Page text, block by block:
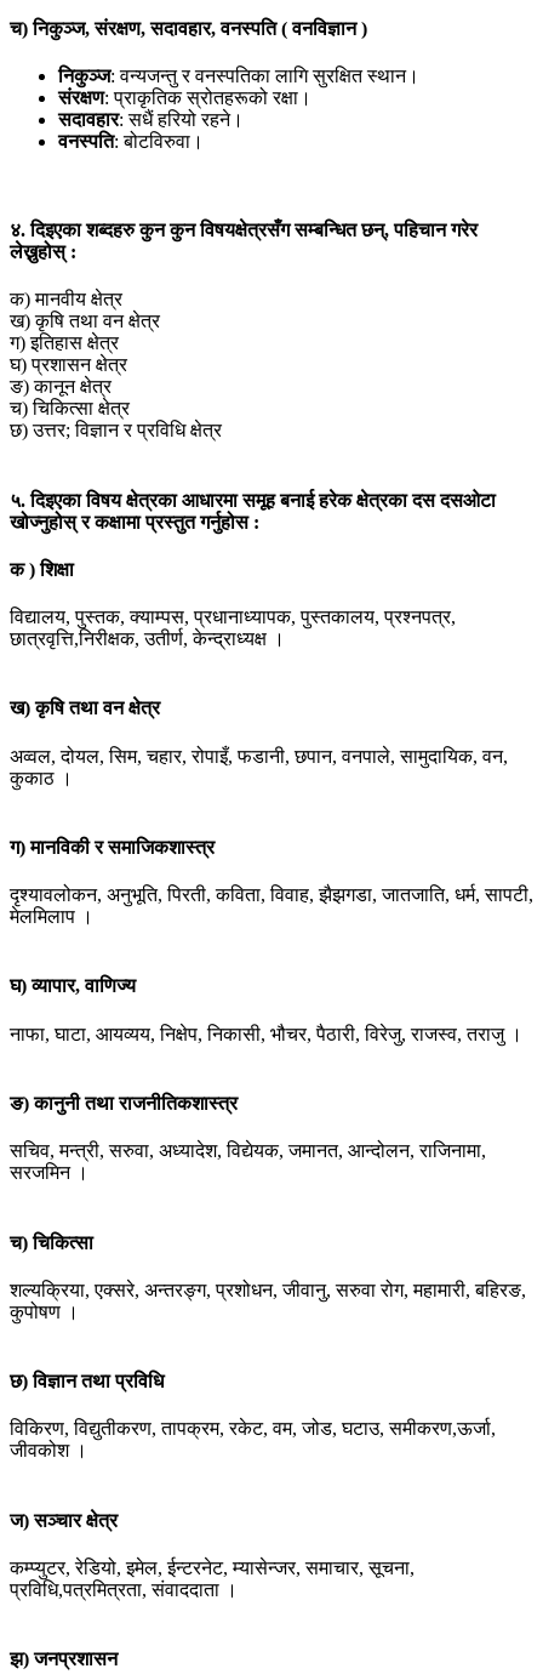
च) निकुञ्ज, संरक्षण, सदावहार, वनस्पति ( वनविज्ञान )
निकुञ्ज: वन्यजन्तु र वनस्पतिका लागि सुरक्षित स्थान।
संरक्षण: प्राकृतिक स्रोतहरूको रक्षा।
सदावहार: सधैं हरियो रहने।
वनस्पति: बोटविरुवा।
४. दिइएका शब्दहरु कुन कुन विषयक्षेत्रसँग सम्बन्धित छन्, पहिचान गरेर
लेख्नुहोस् :
क) मानवीय क्षेत्र
ख) कृषि तथा वन क्षेत्र
ग) इतिहास क्षेत्र
घ) प्रशासन क्षेत्र
ङ) कानून क्षेत्र
च) चिकित्सा क्षेत्र
छ) उत्तर; विज्ञान र प्रविधि क्षेत्र
५. दिइएका विषय क्षेत्रका आधारमा समूह बनाई हरेक क्षेत्रका दस दसओटा
खोज्नुहोस् र कक्षामा प्रस्तुत गर्नुहोस :
क ) शिक्षा
विद्यालय, पुस्तक, क्याम्पस, प्रधानाध्यापक, पुस्तकालय, प्रश्नपत्र,
छात्रवृत्ति,निरीक्षक, उतीर्ण, केन्द्राध्यक्ष ।
ख) कृषि तथा वन क्षेत्र
अव्वल, दोयल, सिम, चहार, रोपाइँ, फडानी, छपान, वनपाले, सामुदायिक, वन,
कुकाठ ।
ग) मानविकी र समाजिकशास्त्र
दृश्यावलोकन, अनुभूति, पिरती, कविता, विवाह, झैझगडा, जातजाति, धर्म, सापटी,
मेलमिलाप ।
घ) व्यापार, वाणिज्य
नाफा, घाटा, आयव्यय, निक्षेप, निकासी, भौचर, पैठारी, विरेजु, राजस्व, तराजु ।
ङ) कानुनी तथा राजनीतिकशास्त्र
सचिव, मन्त्री, सरुवा, अध्यादेश, विद्येयक, जमानत, आन्दोलन, राजिनामा,
सरजमिन ।
च) चिकित्सा
शल्यक्रिया, एक्सरे, अन्तरङ्ग, प्रशोधन, जीवानु, सरुवा रोग, महामारी, बहिरङ,
कुपोषण ।
छ) विज्ञान तथा प्रविधि
विकिरण, विद्युतीकरण, तापक्रम, रकेट, वम, जोड, घटाउ, समीकरण,ऊर्जा,
जीवकोश ।
ज) सञ्चार क्षेत्र
कम्प्युटर, रेडियो, इमेल, ईन्टरनेट, म्यासेन्जर, समाचार, सूचना,
प्रविधि,पत्रमित्रता, संवाददाता ।
झ) जनप्रशासन